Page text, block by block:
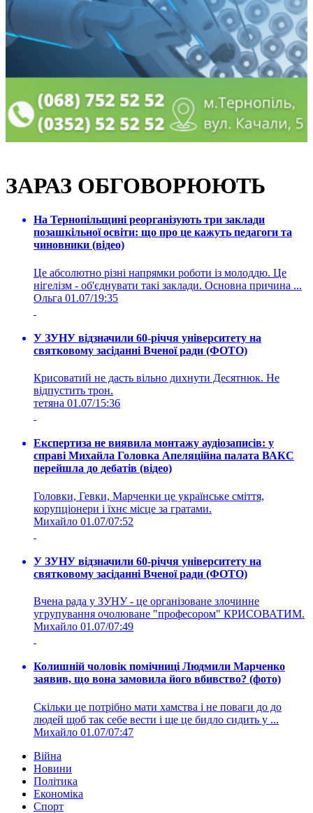
ЗАРАЗ ОБГОВОРЮЮТЬ
На Тернопільщині реорганізують три заклади
позашкільної освіти: що про це кажуть педагоги та
чиновники (відео)
Це абсолютно різні напрямки роботи із молоддю. Це
нігелізм - об'єднувати такі заклади. Основна причина ...
Ольга 01.07/19:35
У ЗУНУ відзначили 60-річчя університету на
святковому засіданні Вченої ради (ФОТО)
Крисоватий не дасть вільно дихнути Десятнюк. Не
відпустить трон.
тетяна 01.07/15:36
Експертиза не виявила монтажу аудіозаписів: у
справі Михайла Головка Апеляційна палата ВАКС
перейшла до дебатів (відео)
Головки, Гевки, Марченки це українське сміття,
корупціонери і їхнє місце за гратами.
Михайло 01.07/07:52
У ЗУНУ відзначили 60-річчя університету на
святковому засіданні Вченої ради (ФОТО)
Вчена рада у ЗУНУ - це організоване злочинне
угрупування очолюване "професором" КРИСОВАТИМ.
Михайло 01.07/07:49
Колишній чоловік помічниці Людмили Марченко
заявив, що вона замовила його вбивство? (фото)
Скільки це потрібно мати хамства і не поваги до до
людей щоб так себе вести і ще це бидло сидить у ...
Михайло 01.07/07:47
Війна
Новини
Політика
Економіка
Спорт